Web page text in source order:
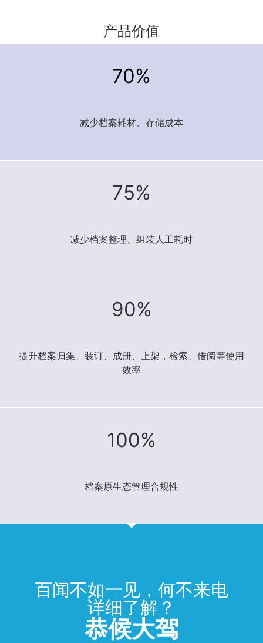
产品价值
70%
减少档案耗材、存储成本
75%
减少档案整理、组装人工耗时
90%
提升档案归集、装订、成册、上架，检索、借阅等使用
效率
100%
档案原生态管理合规性
百闻不如一见，何不来电
详细了解？
恭候大驾